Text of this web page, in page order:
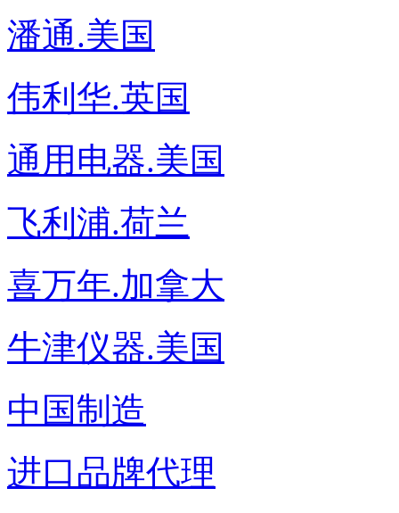
潘通.美国
伟利华.英国
通用电器.美国
飞利浦.荷兰
喜万年.加拿大
牛津仪器.美国
中国制造
进口品牌代理